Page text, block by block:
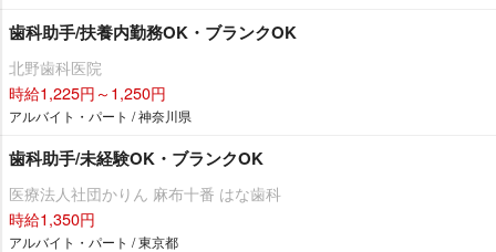
歯科助手/扶養内勤務OK・ブランクOK
北野歯科医院
時給1,225円～1,250円
アルバイト・パート / 神奈川県
歯科助手/未経験OK・ブランクOK
医療法人社団かりん 麻布十番 はな歯科
時給1,350円
アルバイト・パート / 東京都